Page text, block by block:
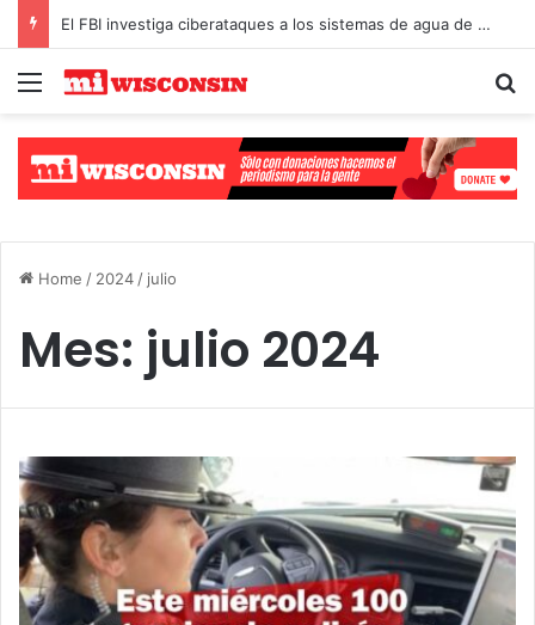
▼
El FBI investiga ciberataques a los sistemas de agua de Michigan y Minnesota
Menu
Home / 2024 / julio
Mes: julio 2024